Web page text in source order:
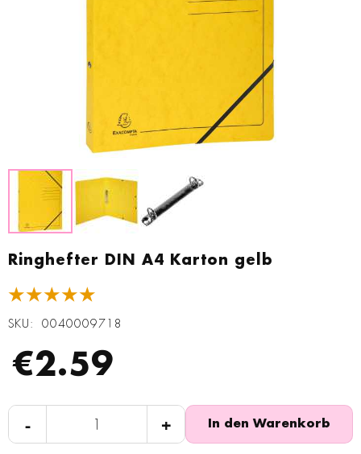
Ringhefter DIN A4 Karton gelb
★★★★★
SKU 0040009718
€2.59
- + In den Warenkorb
Anfang
Bildgalerie